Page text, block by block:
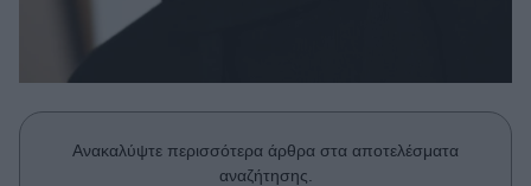
Πρόσωπα
CelebritiesΑνακαλύψτε περισσότερα άρθρα στα αποτελέσματα
αναζήτησης.